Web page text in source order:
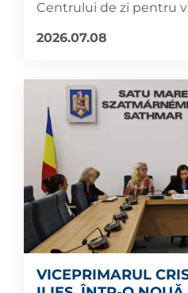
Centrului de zi pentru
2026.07.08
VICEPRIMARUL